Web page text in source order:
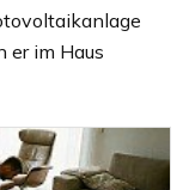
er im Haus